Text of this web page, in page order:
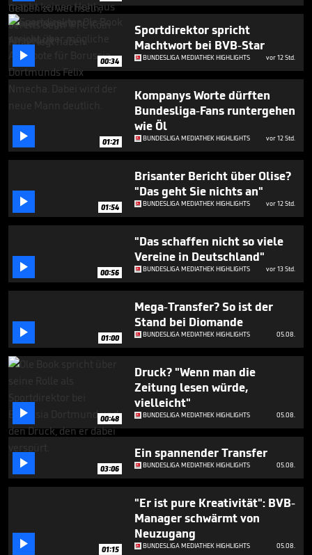
minutes,
5
seconds
 00:34
Sportdirektor spricht
Machtwort bei BVB-Star
BUNDESLIGA MEDIATHEK HIGHLIGHTS vor 12 Std.
 01:21
Kompanys Worte dürften
Bundesliga-Fans runtergehen
wie Öl
BUNDESLIGA MEDIATHEK HIGHLIGHTS vor 12 Std.
 01:54
Brisanter Bericht über Olise?
"Das geht Sie nichts an"
BUNDESLIGA MEDIATHEK HIGHLIGHTS vor 12 Std.
 00:56
"Das schaffen nicht so viele
Vereine in Deutschland"
BUNDESLIGA MEDIATHEK HIGHLIGHTS vor 13 Std.
 01:00
Mega-Transfer? So ist der
Stand bei Diomande
BUNDESLIGA MEDIATHEK HIGHLIGHTS 05.08.
 00:48
Druck? "Wenn man die
Zeitung lesen würde,
vielleicht"
BUNDESLIGA MEDIATHEK HIGHLIGHTS 05.08.
 03:06
Ein spannender Transfer
BUNDESLIGA MEDIATHEK HIGHLIGHTS 05.08.
 01:15
"Er ist pure Kreativität": BVB-
Manager schwärmt von
Neuzugang
BUNDESLIGA MEDIATHEK HIGHLIGHTS 05.08.